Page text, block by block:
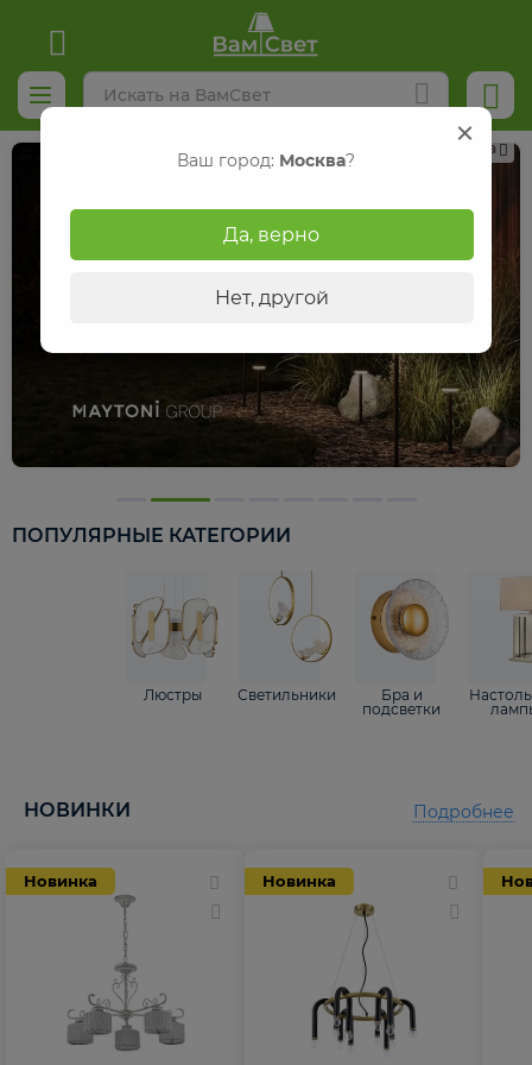
Реклама
ПОПУЛЯРНЫЕ КАТЕГОРИИ
Люстры Светильники
Бра и
подсветки
НОВИНКИ
Новинка Новинка
Подробнее
Ваш город: Москва?
Да, верно
Нет, другой